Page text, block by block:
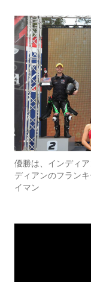
優勝は、インディ
ディアンのフラン
イマン